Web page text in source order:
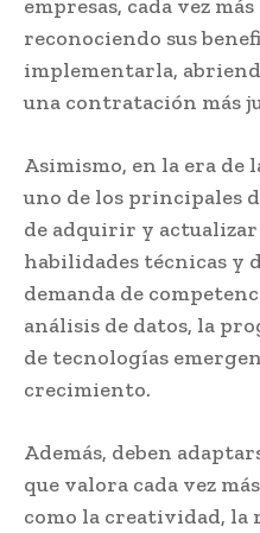
empresas, cada vez
reconociendo sus
implementarla,
una contratación más
Asimismo, en la era
uno de los principales
de adquirir y
habilidades técnicas y
demanda de
análisis de datos, la
de tecnologías
crecimiento.
Además, deben
que valora cada vez
como la creatividad, la